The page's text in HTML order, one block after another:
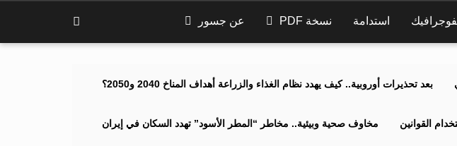
استدامة نسخة PDF عن جسور
بعد تحذيرات أوروبية.. كيف يهدد نظام الغذاء والزراعة أهداف المناخ 2040 و2050؟
مخاوف صحية وبيئية.. مخاطر “المطر الأسود” تهدد السكان في إيران القوانين